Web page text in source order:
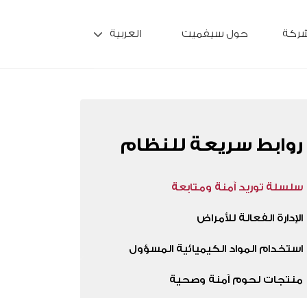
حول سيفميت العربية
روابط سريعة للنظام
سلسلة توريد آمنة ومتابعة
الإدارة الفعالة للأمراض
استخدام المواد الكيميائية المسؤول
منتجات لحوم آمنة وصحية